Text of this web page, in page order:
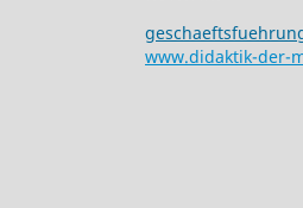
www.didaktik-der-